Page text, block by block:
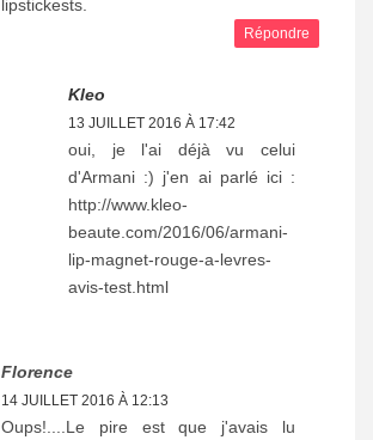
lipstickests.
Répondre
Kleo
13 JUILLET 2016 À 17:42
oui, je l'ai déjà vu celui
d'Armani :) j'en ai parlé ici :
http://www.kleo-
beaute.com/2016/06/armani-
lip-magnet-rouge-a-levres-
avis-test.html
Florence
14 JUILLET 2016 À 12:13
Oups!....Le pire est que j'avais lu